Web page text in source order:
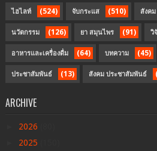
ไฮไลท์ (524) จับกระแส (510) สังคม
นวัตกรรม (126) ยา สมุนไพร (91) วิ
อาหารและเครื่องดื่ม (64) บทความ (45)
ประชาสัมพันธ์ (13) สังคม ประชาสัมพันธ์
ARCHIVE
2026
2025